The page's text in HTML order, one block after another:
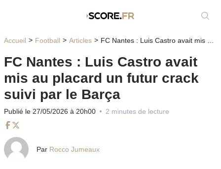
Accueil Football Articles FC Nantes : Luis Castro avait mis au placard un futur crack suivi par le Barça
FC Nantes : Luis Castro avait
mis au placard un futur crack
suivi par le Barça
Publié le 27/05/2026 à 20h00 2 minutes de lecture
Par Rocco Jumeaux